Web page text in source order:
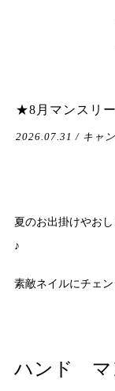
★8月マンスリ
2026.07.31 / キャ
夏のお出掛けやお
♪
素敵ネイルにチェ
ハンド マ